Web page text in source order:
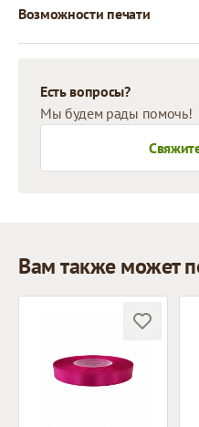
Возможности печати
Есть вопросы?
Мы будем рады помочь!
Вам также может